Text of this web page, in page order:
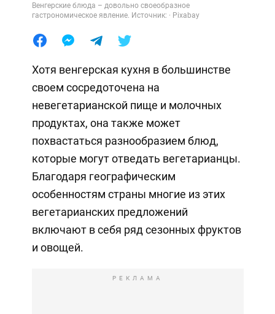
Венгерские блюда – довольно своеобразное
гастрономическое явление. Источник: · Pixabay
Хотя венгерская кухня в большинстве
своем сосредоточена на
невегетарианской пище и молочных
продуктах, она также может
похвастаться разнообразием блюд,
которые могут отведать вегетарианцы.
Благодаря географическим
особенностям страны многие из этих
вегетарианских предложений
включают в себя ряд сезонных фруктов
и овощей.
РЕКЛАМА